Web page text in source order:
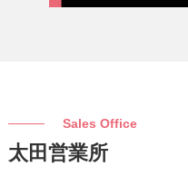
Sales Office
太田営業所